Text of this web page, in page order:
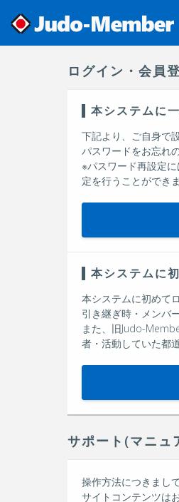
ログイン・会員
本システムに
下記より、ご自身で
パスワードをお忘れ
※パスワード再設定
定を行うことができ
本システムに
本システムに初めて
引き継ぎ時・メンバ
また、旧Judo-
者・活動していた都
サポート(マニュ
操作方法につきまし
サイトコンテンツは